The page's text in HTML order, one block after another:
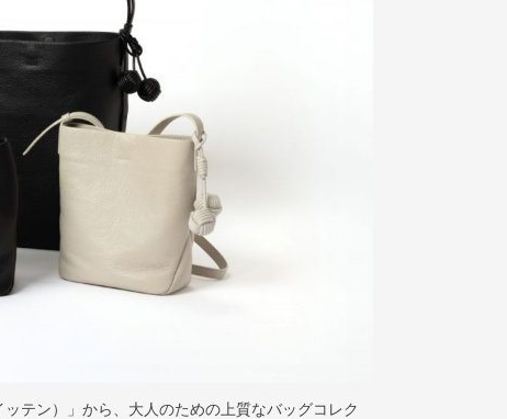
テン）」から、大人のための上質なバッグコレク